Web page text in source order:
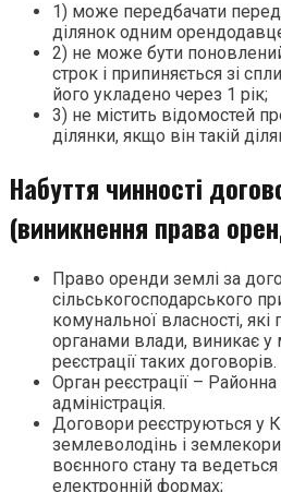
1) може передбачати
ділянок одним
2) не може бути
строк і припиняється зі
його укладено через 1 рік;
3) не містить відомостей
ділянки, якщо він такій
Набуття чинності
(виникнення права
Право оренди землі за
сільськогосподарського
комунальної власності,
органами влади, виникає
реєстрації таких договорів.
Орган реєстрації –
адміністрація.
Договори реєструються у
землеволодінь і
воєнного стану та
електронній формах;